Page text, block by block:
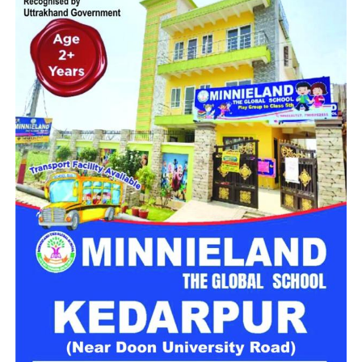
आयोजित बैठक में नैनीताल की यातायात व्यवस्था को अधिक व्यवस्थित,
सुरक्षित और पर्यटकों के अनुकूल बनाने पर विस्तार से चर्चा हुई।
नियम तोड़ने पर होगा सख्त एक्शन
बैठक में अधिकारियों ने कहा कि मॉल रोड नैनीताल का प्रमुख पर्यटन स्थल
है, जहां हर वर्ष बड़ी संख्या में पर्यटक शांत वातावरण का आनंद लेने पहुंचते
हैं। ऐसे में अनावश्यक हॉर्न से होने वाला ध्वनि प्रदूषण पर्यटन अनुभव को
प्रभावित करता है। इसे देखते हुए जिला प्रशासन और पुलिस विभाग
आवश्यक दिशा-निर्देश जारी करेंगे।